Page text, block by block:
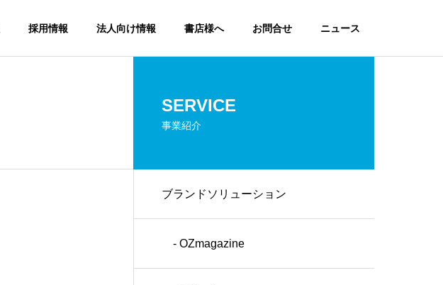
採用情報 法人向け情報 書店様へ お問合せ ニュース
SERVICE
事業紹介
ブランドソリューション
- OZmagazine